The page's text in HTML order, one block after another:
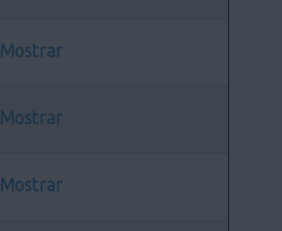
Mostrar
Mostrar
Mostrar